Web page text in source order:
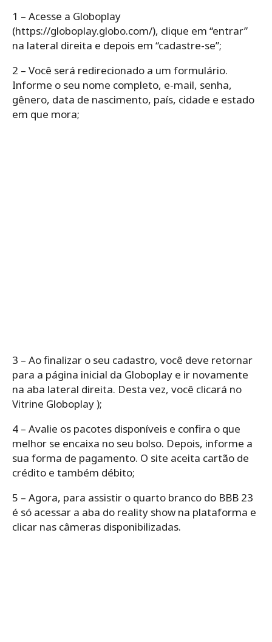
1 – Acesse a Globoplay
(https://globoplay.globo.com/), clique em “entrar”
na lateral direita e depois em “cadastre-se”;
2 – Você será redirecionado a um formulário.
Informe o seu nome completo, e-mail, senha,
gênero, data de nascimento, país, cidade e estado
em que mora;
3 – Ao finalizar o seu cadastro, você deve retornar
para a página inicial da Globoplay e ir novamente
na aba lateral direita. Desta vez, você clicará no
Vitrine Globoplay );
4 – Avalie os pacotes disponíveis e confira o que
melhor se encaixa no seu bolso. Depois, informe a
sua forma de pagamento. O site aceita cartão de
crédito e também débito;
5 – Agora, para assistir o quarto branco do BBB 23
é só acessar a aba do reality show na plataforma e
clicar nas câmeras disponibilizadas.